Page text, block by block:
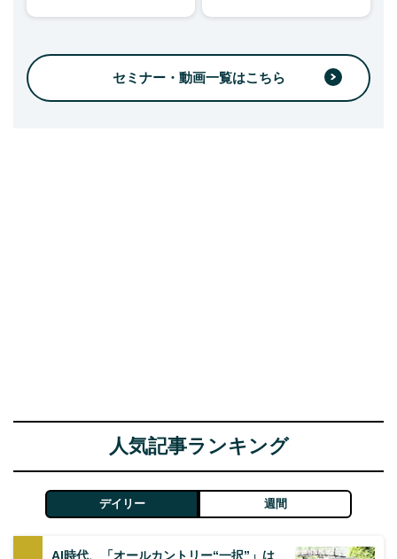
セミナー・動画一覧はこちら
人気記事ランキング
デイリー 週間
AI時代、「オールカントリー“一択”」は